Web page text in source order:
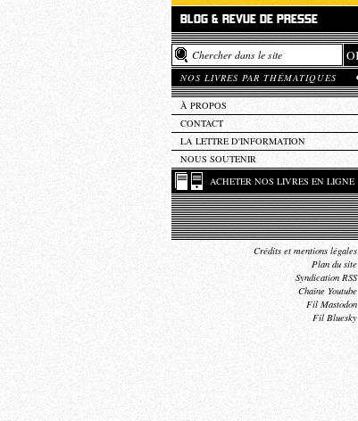
BLOG & REVUE DE PRESSE
NOS LIVRES PAR THÉMATIQUES
À PROPOS
CONTACT
LA LETTRE D'INFORMATION
NOUS SOUTENIR
ACHETER NOS LIVRES EN LIGNE
Crédits et mentions légales
Plan du site
Syndication RSS
Chaîne Youtube
Fil Mastodon
Fil Bluesky